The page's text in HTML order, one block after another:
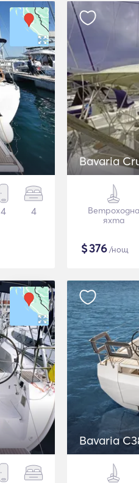
4 4
Bavaria
Ветроходна
яхта
$376/нощ
Bavaria